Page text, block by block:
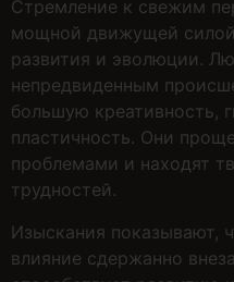
Стремление к свежим
мощной движущей
развития и эволюции.
непредвиденным
большую креативность,
пластичность. Они
проблемами и находят
трудностей.
Изыскания показывают,
влияние сдержанно